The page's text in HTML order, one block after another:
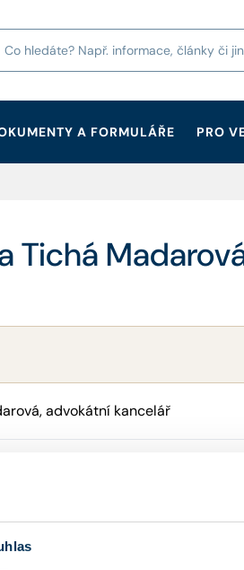
A FORMULÁŘE PRO
Tichá
advokátní kancelář
Ústí nad Labem